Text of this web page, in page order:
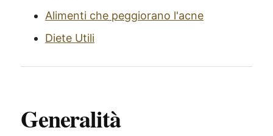
Alimenti che peggiorano l'acne
Diete Utili
Generalità